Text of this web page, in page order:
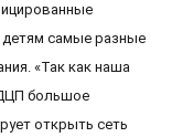
самые разные
«Так как наша
большое
открыть сеть